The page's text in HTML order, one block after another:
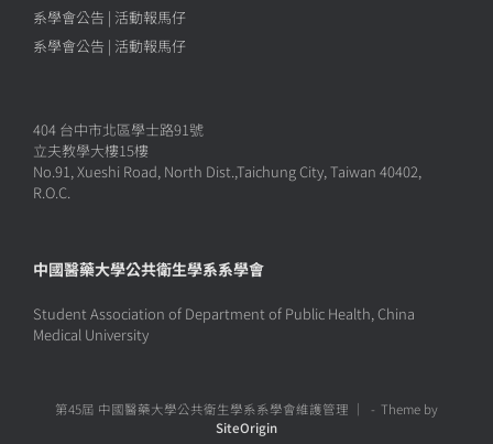
系學會公告 | 活動報馬仔
系學會公告 | 活動報馬仔
404 台中市北區學士路91號
立夫教學大樓15樓
No.91, Xueshi Road, North Dist.,Taichung City, Taiwan 40402,
R.O.C.
中國醫藥大學公共衛生學系系學會
Student Association of Department of Public Health, China
Medical University
第45屆 中國醫藥大學公共衛生學系系學會維護管理 ｜
Theme by
SiteOrigin